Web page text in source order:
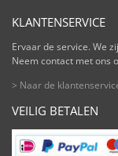
KLANTENSERVICE
Ervaar de service. We
Neem contact met ons
> Naar de
VEILIG BETALEN